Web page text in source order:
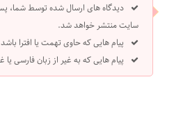
دیدگاه های ارسال شده توسط شما،
سایت منتشر خواهد شد.
پیام هایی که حاوی تهمت یا افترا
پیام هایی که به غیر از زبان فارسی